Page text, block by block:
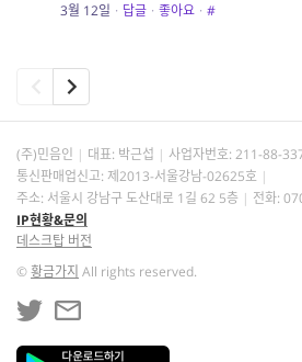
3월 12일 · 답글 · 좋아요 · #
(주)민음인 대표: 박근섭 사업자번호: 211-88-
통신판매업신고: 제2013-서울강남-02625호
주소: 서울시 강남구 도산대로 1길 62 5층
전화:
IP현황&문의
데스크탑 버전
©황금가지 All rights reserved.